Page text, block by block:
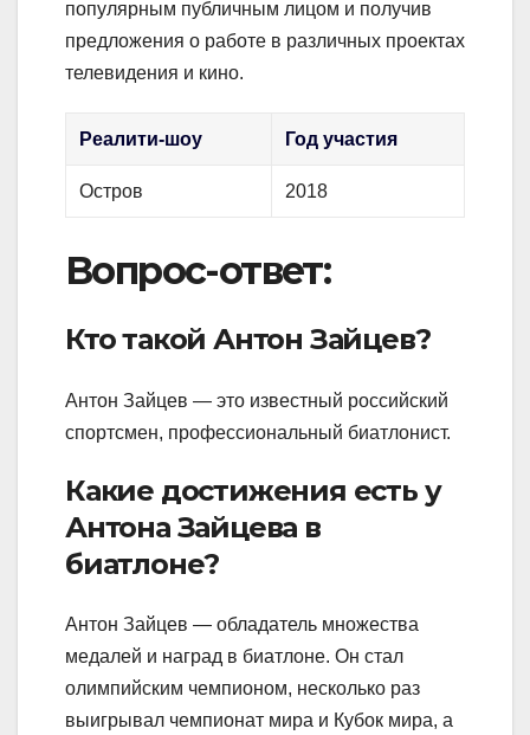
популярным публичным лицом и получив
предложения о работе в различных проектах
телевидения и кино.
Реалити-шоу Год участия
Остров 2018
Вопрос-ответ:
Кто такой Антон Зайцев?
Антон Зайцев — это известный российский
спортсмен, профессиональный биатлонист.
Какие достижения есть у
Антона Зайцева в
биатлоне?
Антон Зайцев — обладатель множества
медалей и наград в биатлоне. Он стал
олимпийским чемпионом, несколько раз
выигрывал чемпионат мира и Кубок мира, а